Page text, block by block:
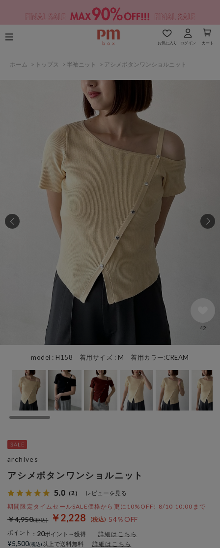
お気に入り ログイン カート
ホーム > トップス > 半袖ニット > アシメボタンワンショルニット
model : H158 着用サイズ : M 着用カラー:CREAM
42
アシメボタンワンショルニット
5.0 （2） レビューを見る
期間限定タイムセールSALE価格から更に10%OFF! 8/10 10:00まで
￥2,228 54％OFF
￥4,950
ポイント ： 20ポイント～獲得 詳細はこちら
archives
¥5,500 以上で送料無料 詳細はこちら